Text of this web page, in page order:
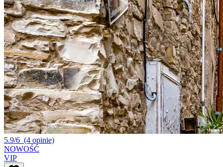
5.9/6 (4 opinie)
NOWOŚĆ
VIP